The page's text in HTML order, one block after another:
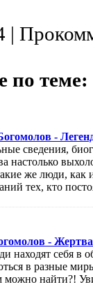
|
по теме:
-
сведения,
настолько
же люди, как
тех, кто
-
находят себя в
в разные
можно найти?!